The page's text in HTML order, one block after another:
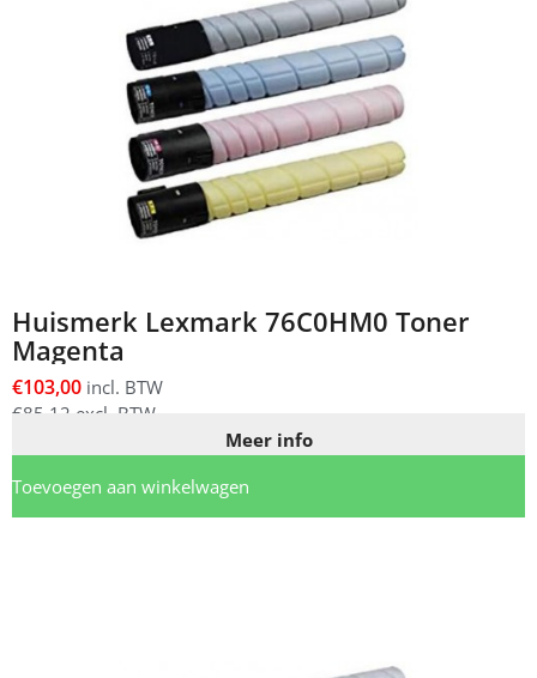
Huismerk Lexmark 76C0HM0 Toner
Magenta
€103,00 incl. BTW
€85,12 excl. BTW
Meer info
Toevoegen aan winkelwagen